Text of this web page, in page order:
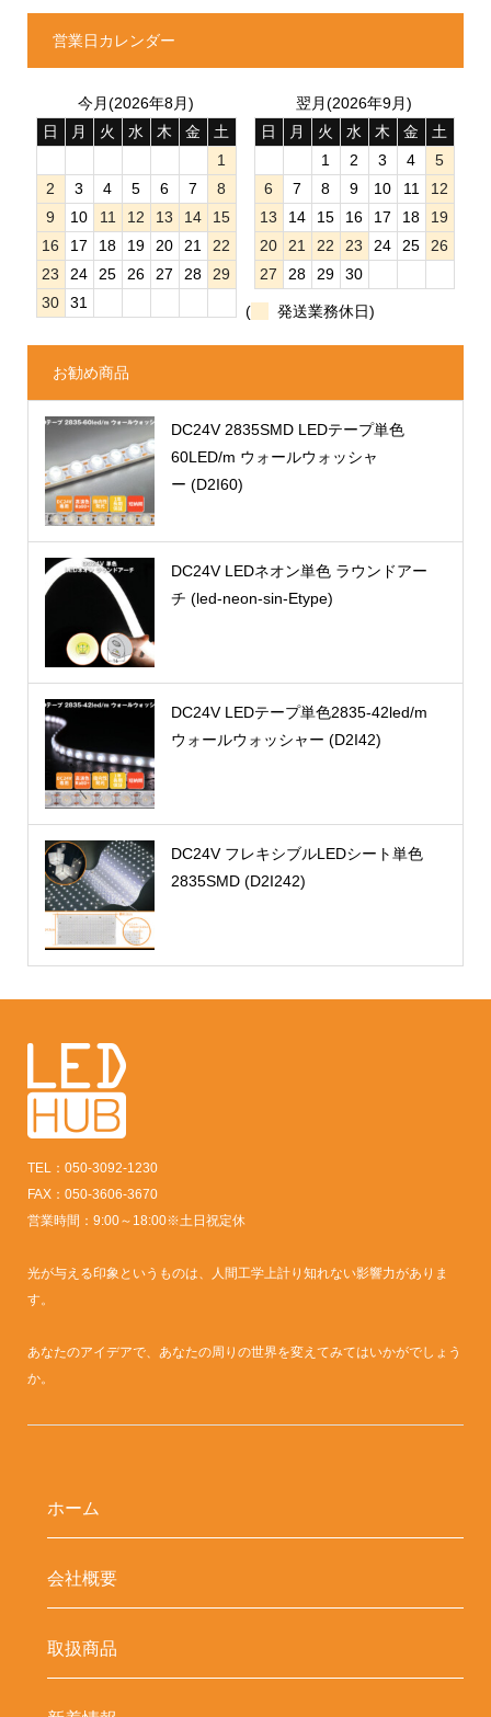
営業日カレンダー
今月(2026年8月)
日
月 火 水 木 金
土
1
2
3 4 5 6 7
8
9
10 11 12 13 14
15
16
17 18 19 20 21
22
23
24 25 26 27 28
29
30
31
翌月(2026年9月)
日
月 火 水 木 金
土
1
2 3 4
5
6
7 8 9 10 11
12
13
14 15 16 17 18
19
20
21 22 23 24 25
26
27
28 29 30
( 発送業務休日)
お勧め商品
DC24V 2835SMD LEDテープ単色
60LED/m ウォールウォッシャ
ー (D2I60)
DC24V LEDネオン単色 ラウンドアー
チ (led-neon-sin-Etype)
DC24V LEDテープ単色2835-42led/m
ウォールウォッシャー (D2I42)
DC24V フレキシブルLEDシート単色
2835SMD (D2I242)
TEL：050-3092-1230
FAX：050-3606-3670
営業時間：9:00～18:00※土日祝定休
光が与える印象というものは、人間工学上計り知れない影響力がありま
す。
あなたのアイデアで、あなたの周りの世界を変えてみてはいかがでしょう
か。
ホーム
会社概要
取扱商品